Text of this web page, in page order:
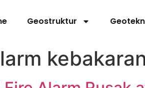
Geostruktur
kebakaran